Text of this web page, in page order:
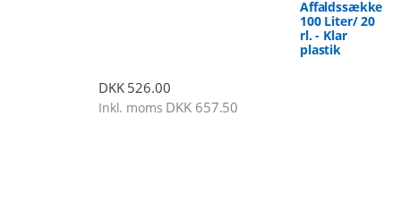
Affaldssække
100 Liter/ 20
rl. - Klar
plastik
DKK526.00
Inkl. moms DKK 657.50